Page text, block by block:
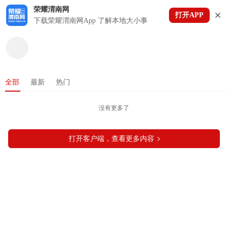
荣耀渭南网
下载荣耀渭南网App 了解本地大小事
打开APP
下拉刷新
全部 最新 热门
没有更多了
打开客户端，查看更多内容